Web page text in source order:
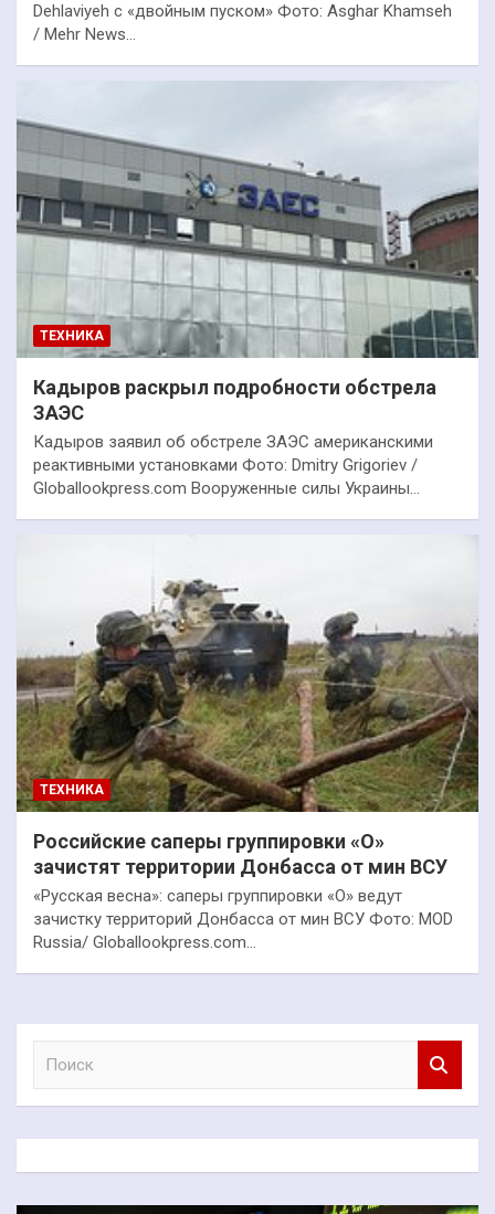
Dehlaviyeh с «двойным пуском» Фото: Asghar Khamseh
/ Mehr News…
ТЕХНИКА
Кадыров раскрыл подробности обстрела
ЗАЭС
Кадыров заявил об обстреле ЗАЭС американскими
реактивными установками Фото: Dmitry Grigoriev /
Globallookpress.com Вооруженные силы Украины…
ТЕХНИКА
Российские саперы группировки «О»
зачистят территории Донбасса от мин ВСУ
«Русская весна»: саперы группировки «О» ведут
зачистку территорий Донбасса от мин ВСУ Фото: MOD
Russia/ Globallookpress.com…
к